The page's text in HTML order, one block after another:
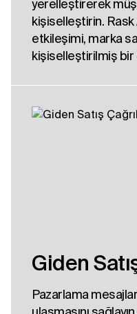
yerelleştirerek
kişiselleştirin.
etkileşimi, marka
kişiselleştirilmiş bir
Giden
Pazarlama